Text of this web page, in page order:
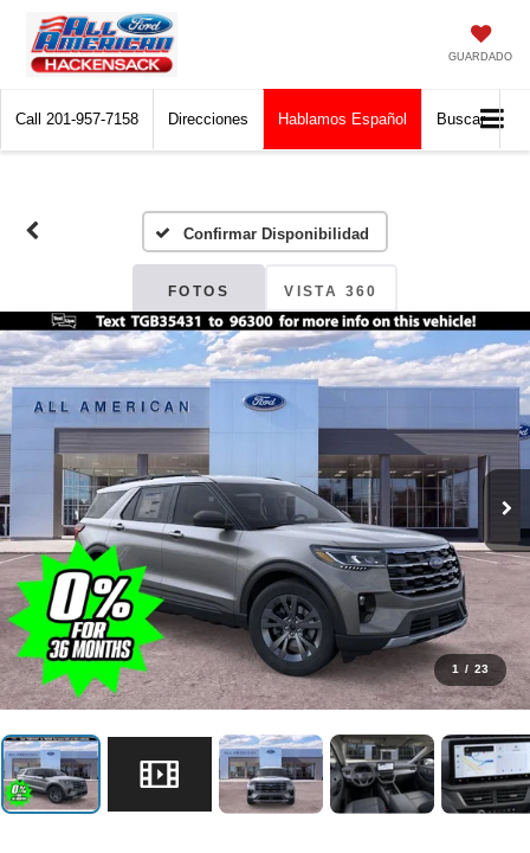
GUARDADO
Call 201-957-7158 Direcciones Hablamos Español Buscar
Confirmar Disponibilidad
FOTOS VISTA 360
1 / 23